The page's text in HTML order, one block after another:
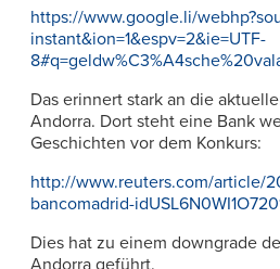
https://www.google.li/
instant&ion=1&espv=2&ie=UTF-
Das erinnert stark an die
Andorra. Dort steht eine Bank
Geschichten vor dem Konkurs:
http://www.reuters.com/article/
bancomadrid-
Dies hat zu einem downgrade
Andorra geführt.